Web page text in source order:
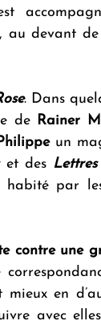
au devant
. Dans
de Rainer
un
et des Lettres
habité par
contre une
en
avec